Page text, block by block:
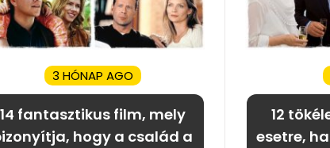
3 HÓNAP AGO
14 fantasztikus film, mely
hogy a család a
12
esetre,